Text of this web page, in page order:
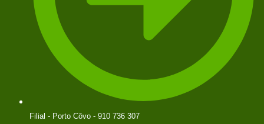
Filial - Porto Côvo - 910 736 307